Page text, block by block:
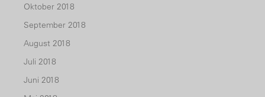
Oktober 2018
September 2018
August 2018
Juli 2018
Juni 2018